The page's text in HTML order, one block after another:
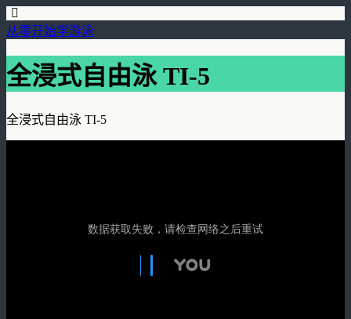
从零开始学游泳
全浸式自由泳 TI-5
全浸式自由泳 TI-5